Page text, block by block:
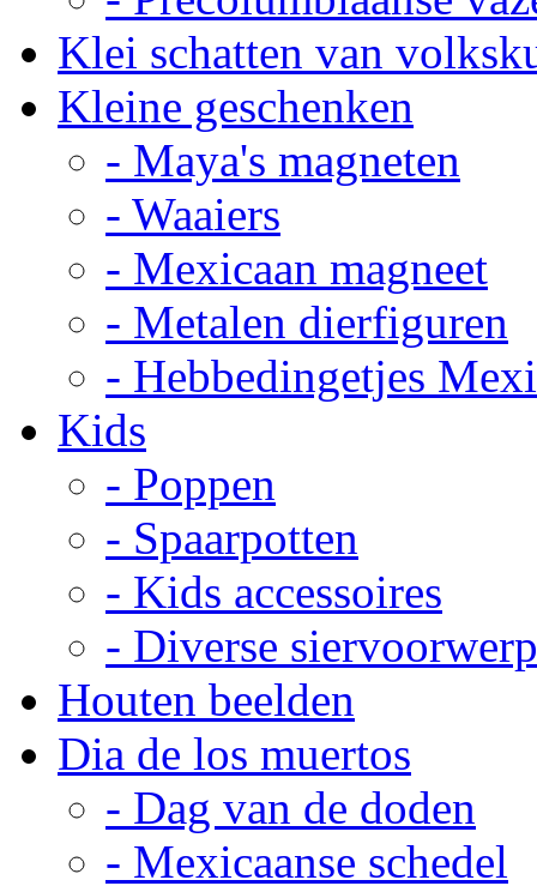
Klei schatten van
Kleine geschenken
- Maya's magneten
- Waaiers
- Mexicaan magneet
- Metalen dierfiguren
- Hebbedingetjes
Kids
- Poppen
- Spaarpotten
- Kids accessoires
- Diverse
Houten beelden
Dia de los muertos
- Dag van de doden
- Mexicaanse schedel